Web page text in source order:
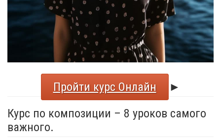
Пройти курс Онлайн
►
Курс по композиции – 8 уроков самого
важного.